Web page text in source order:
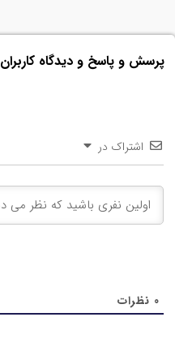
پرسش و پاسخ و دیدگاه کاربران
اشتراک در
0 نظرات